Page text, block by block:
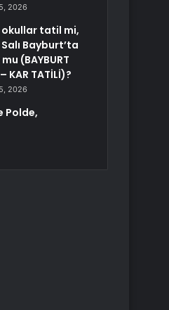
2026
tatil mi,
Bayburt’ta
(BAYBURT
KAR TATİLİ)?
2026
Polde,